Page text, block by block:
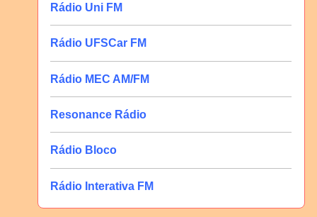
Rádio Uni FM
Rádio UFSCar FM
Rádio MEC AM/FM
Resonance Rádio
Rádio Bloco
Rádio Interativa FM